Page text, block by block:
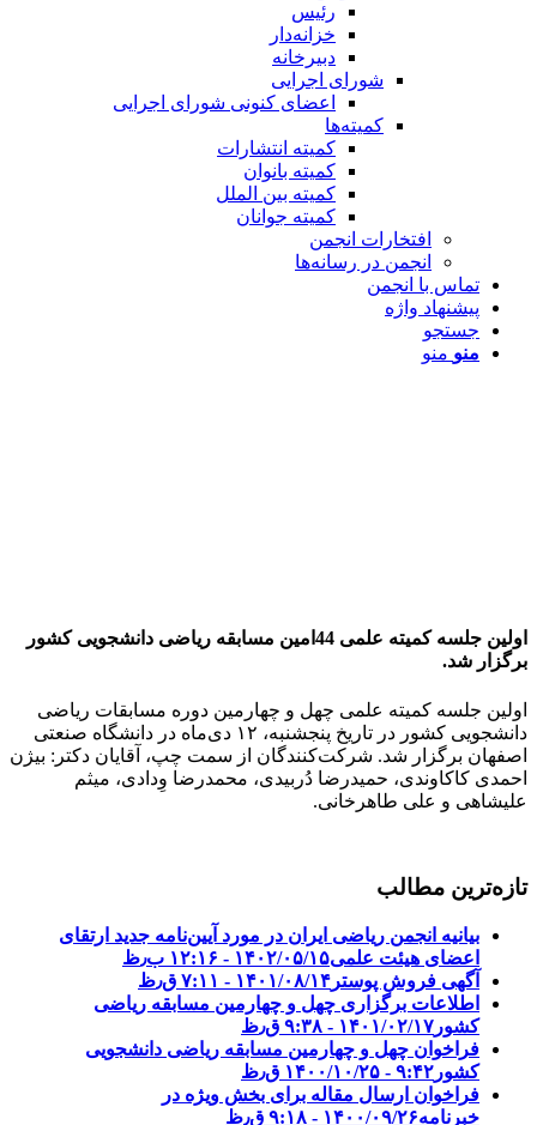
رئیس
خزانه‌دار
دبیرخانه
شورای اجرایی
اعضای کنونی شورای اجرایی
کمیته‌ها
کمیته انتشارات
کمیته بانوان
کمیته بین الملل
کمیته جوانان
افتخارات انجمن
انجمن در رسانه‌ها
تماس با انجمن
پیشنهاد واژه
جستجو
منو منو
اولین جلسه کمیته علمی 44امین مسابقه ریاضی دانشجویی کشور
برگزار شد.
اولین جلسه کمیته علمی چهل‌ و چهارمین دوره مسابقات ریاضی
دانشجویی کشور در تاریخ پنجشنبه، ۱۲ دی‌ماه در دانشگاه صنعتی
اصفهان برگزار شد. شرکت‌کنندگان از سمت چپ، آقایان دکتر: بیژن
احمدی کاکاوندی، حمیدرضا دُربیدی، محمدرضا وِدادی، میثم
علیشاهی و علی طاهرخانی.
تازه‌ترین مطالب
بیانیه انجمن ریاضی ایران در مورد آیین‌نامه جدید ارتقای
اعضای هیئت علمی۱۴۰۲/۰۵/۱۵ - ۱۲:۱۶ ب٫ظ
آگهی فروش پوستر ۱۴۰۱/۰۸/۱۴ - ۷:۱۱ ق٫ظ
اطلاعات برگزاری چهل و چهارمین مسابقه ریاضی
کشور ۱۴۰۱/۰۲/۱۷ - ۹:۳۸ ق٫ظ
فراخوان چهل و چهارمین مسابقه ریاضی دانشجویی
کشور‎‎ ۱۴۰۰/۱۰/۲۵ - ۹:۴۲ ق٫ظ
فراخوان ارسال مقاله برای بخش ویژه در
خبرنامه۱۴۰۰/۰۹/۲۶ - ۹:۱۸ ق٫ظ